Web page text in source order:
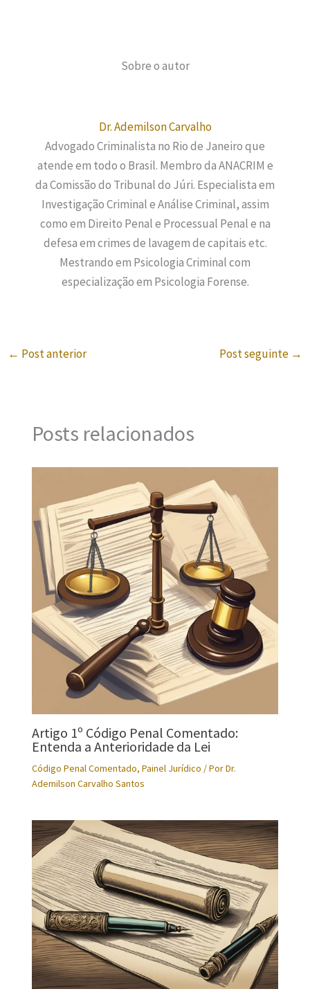
Sobre o autor
Dr. Ademilson Carvalho
Advogado Criminalista no Rio de Janeiro que
atende em todo o Brasil. Membro da ANACRIM e
da Comissão do Tribunal do Júri. Especialista em
Investigação Criminal e Análise Criminal, assim
como em Direito Penal e Processual Penal e na
defesa em crimes de lavagem de capitais etc.
Mestrando em Psicologia Criminal com
especialização em Psicologia Forense.
← Post anterior Post seguinte →
Posts relacionados
Artigo 1º Código Penal Comentado:
Entenda a Anterioridade da Lei
Código Penal Comentado, Painel Jurídico / PorDr.
Ademilson Carvalho Santos